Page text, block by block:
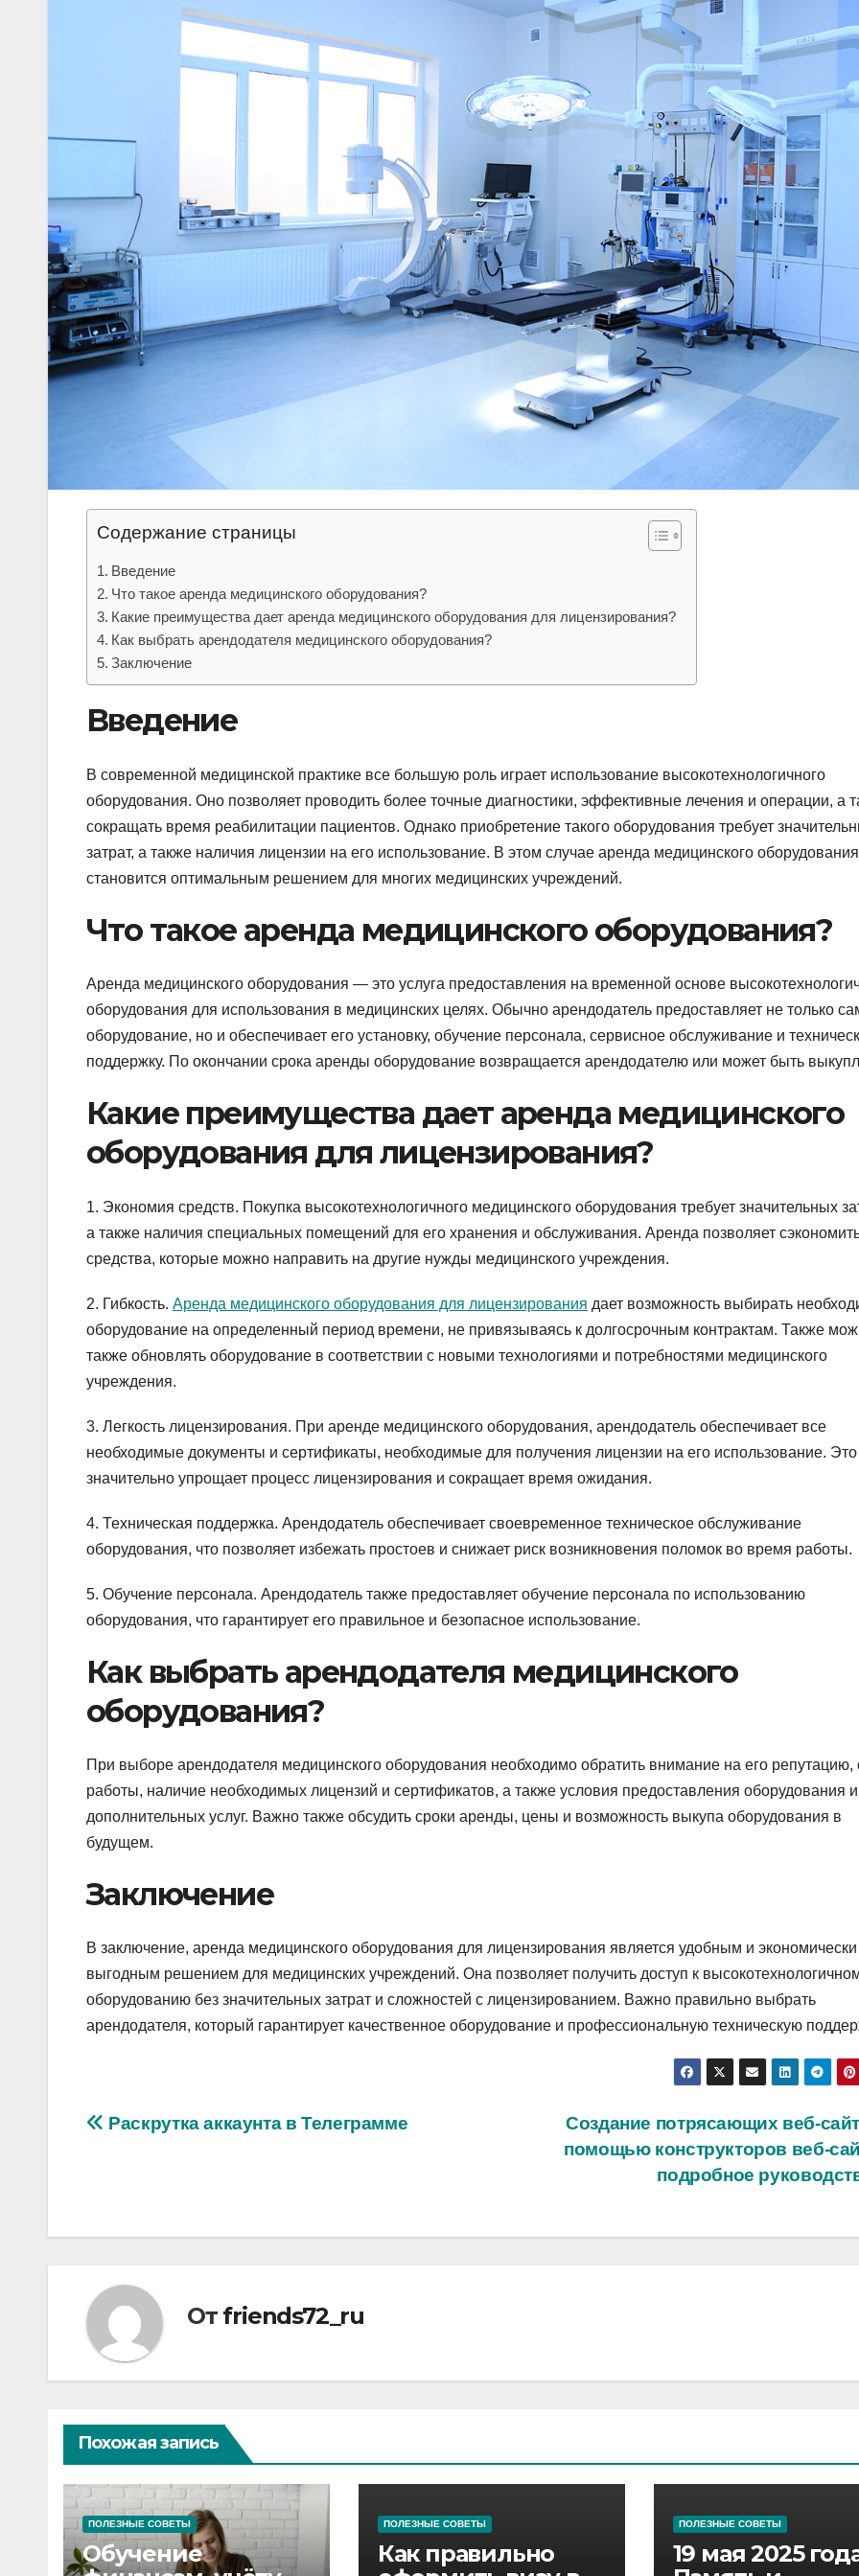
Содержание страницы
Введение
Что такое аренда медицинского оборудования?
Какие преимущества дает аренда медицинского оборудования для лицензирования?
Как выбрать арендодателя медицинского оборудования?
Заключение
Введение
В современной медицинской практике все большую роль играет использование высокотехнологичного
оборудования. Оно позволяет проводить более точные диагностики, эффективные лечения и операции, а
сокращать время реабилитации пациентов. Однако приобретение такого оборудования требует
затрат, а также наличия лицензии на его использование. В этом случае аренда медицинского оборудования
становится оптимальным решением для многих медицинских учреждений.
Что такое аренда медицинского оборудования?
Аренда медицинского оборудования — это услуга предоставления на временной основе
оборудования для использования в медицинских целях. Обычно арендодатель предоставляет не только
оборудование, но и обеспечивает его установку, обучение персонала, сервисное обслуживание и
поддержку. По окончании срока аренды оборудование возвращается арендодателю или может быть
Какие преимущества дает аренда медицинского
оборудования для лицензирования?
1. Экономия средств. Покупка высокотехнологичного медицинского оборудования требует значительных
а также наличия специальных помещений для его хранения и обслуживания. Аренда позволяет
средства, которые можно направить на другие нужды медицинского учреждения.
2. Гибкость. Аренда медицинского оборудования для лицензирования дает возможность выбирать
оборудование на определенный период времени, не привязываясь к долгосрочным контрактам. Также
также обновлять оборудование в соответствии с новыми технологиями и потребностями медицинского
учреждения.
3. Легкость лицензирования. При аренде медицинского оборудования, арендодатель обеспечивает все
необходимые документы и сертификаты, необходимые для получения лицензии на его использование. Это
значительно упрощает процесс лицензирования и сокращает время ожидания.
4. Техническая поддержка. Арендодатель обеспечивает своевременное техническое обслуживание
оборудования, что позволяет избежать простоев и снижает риск возникновения поломок во время работы.
5. Обучение персонала. Арендодатель также предоставляет обучение персонала по использованию
оборудования, что гарантирует его правильное и безопасное использование.
Как выбрать арендодателя медицинского
оборудования?
При выборе арендодателя медицинского оборудования необходимо обратить внимание на его репутацию,
работы, наличие необходимых лицензий и сертификатов, а также условия предоставления оборудования и
дополнительных услуг. Важно также обсудить сроки аренды, цены и возможность выкупа оборудования в
будущем.
Заключение
В заключение, аренда медицинского оборудования для лицензирования является удобным и экономически
выгодным решением для медицинских учреждений. Она позволяет получить доступ к
оборудованию без значительных затрат и сложностей с лицензированием. Важно правильно выбрать
арендодателя, который гарантирует качественное оборудование и профессиональную техническую
Навигация
Создание потрясающих веб-
помощью конструкторов веб-
подробное
Раскрутка аккаунта в Телеграмме
От friends72_ru
Похожая запись
ПОЛЕЗНЫЕ СОВЕТЫ
Обучение
ПОЛЕЗНЫЕ СОВЕТЫ
Как правильно
ПОЛЕЗНЫЕ СОВЕТЫ
19 мая 2025